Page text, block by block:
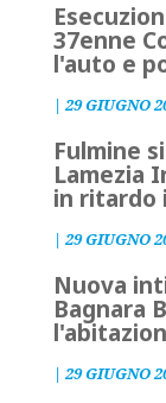
37enne
l'auto e
| 29 GIUGNO
Fulmine
Lamezia
in ritardo
| 29 GIUGNO
Nuova
Bagnara
| 29 GIUGNO